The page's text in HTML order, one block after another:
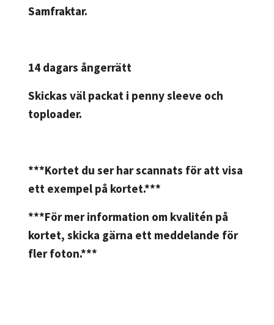
Samfraktar.
14 dagars ångerrätt
Skickas väl packat i penny sleeve och
toploader.
***Kortet du ser har scannats för att visa
ett exempel på kortet.***
***För mer information om kvalitén på
kortet, skicka gärna ett meddelande för
fler foton.***